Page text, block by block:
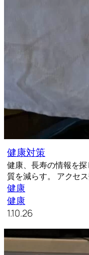
健康対策
健康、長寿の情報を
質を減らす。 アクセ
健康
健康
1.10.26